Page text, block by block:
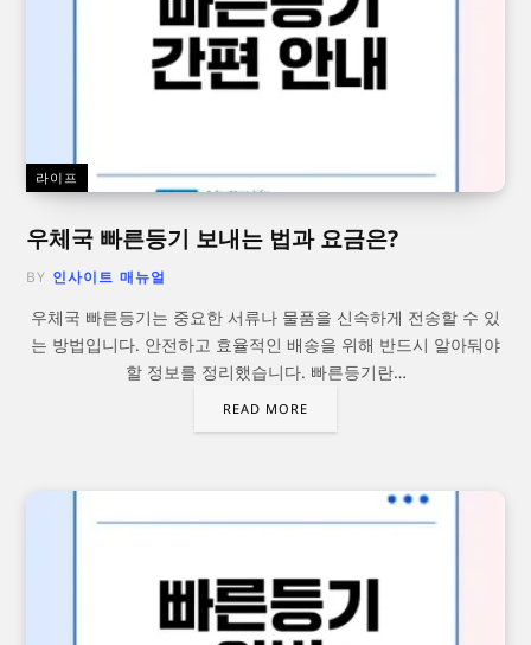
라이프
우체국 빠른등기 보내는 법과 요금은?
BY 인사이트 매뉴얼
우체국 빠른등기는 중요한 서류나 물품을 신속하게 전송할 수 있
는 방법입니다. 안전하고 효율적인 배송을 위해 반드시 알아둬야
할 정보를 정리했습니다. 빠른등기란…
READ MORE